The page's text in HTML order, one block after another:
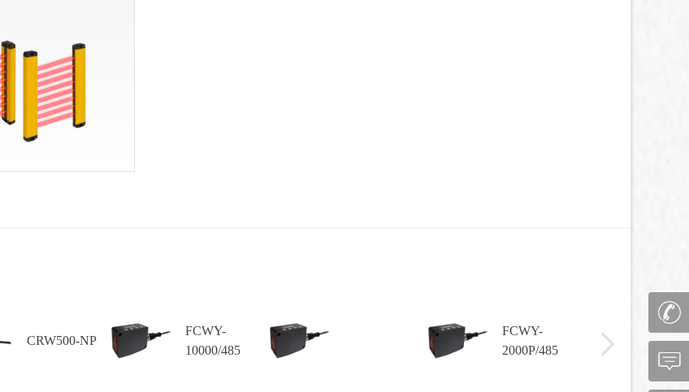
CRW500-NP
FCWY-
10000/485
FCWY-
2000P/485